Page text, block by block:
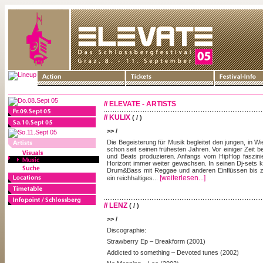
// ELEVATE - ARTISTS
// KULIX ( / )
>> /
Die Begeisterung für Musik begleitet den jungen, in
schon seit seinen frühesten Jahren. Vor einiger Zeit
und Beats produzieren. Anfangs vom HipHop
Horizont immer weiter gewachsen. In seinen Dj-sets
Drum&Bass mit Reggae und anderen Einflüssen bis
ein reichhaltiges... [weiterlesen...]
// LENZ ( / )
>> /
Discographie:
Strawberry Ep – Breakform (2001)
Addicted to something – Devoted tunes (2002)